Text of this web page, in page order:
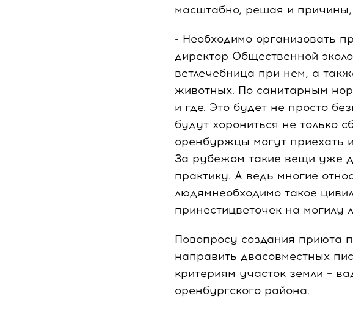
масштабно, решая и причины,
- Необходимо организовать
директор Общественной
ветлечебница при нем, а
животных. По санитарным
и где. Это будет не просто
будут хорониться не только
оренбуржцы могут приехать
За рубежом такие вещи уже
практику. А ведь многие
людямнеобходимо такое
принестицветочек на
Повопросу создания приюта
направить двасовместных
критериям участок земли –
оренбургского района.